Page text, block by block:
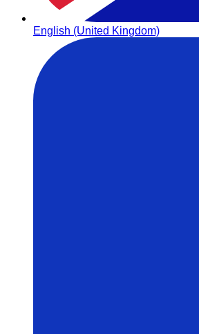
English (United Kingdom)